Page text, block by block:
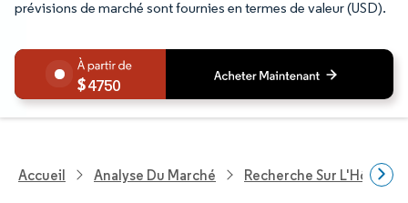
prévisions de marché sont fournies en termes de valeur (USD).
4750
Accueil Analyse Du Marché Recherche Sur